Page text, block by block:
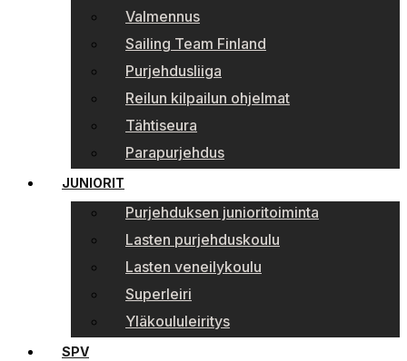
Valmennus
Sailing Team Finland
Purjehdusliiga
Reilun kilpailun ohjelmat
Tähtiseura
Parapurjehdus
JUNIORIT
Purjehduksen junioritoiminta
Lasten purjehduskoulu
Lasten veneilykoulu
Superleiri
Yläkoululeiritys
SPV